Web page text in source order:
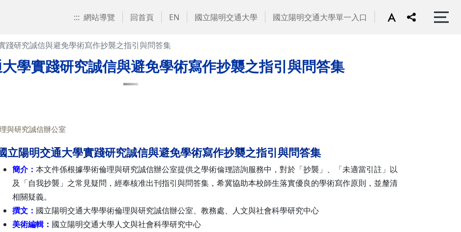
::: 網站導覽 回首頁 EN 國立陽明交通大學 國立陽明交通大學單一入口
踐研究誠信與避免學術寫作抄襲之指引與問答集
學實踐研究誠信與避免學術寫作抄襲之指引與問答集
與研究誠信辦公室
立陽明交通大學實踐研究誠信與避免學術寫作抄襲之指引與問答集
簡介： 本文件係根據學術倫理與研究誠信辦公室提供之學術倫理諮詢服務中，對於「抄襲」、「未適當引註」以
及「自我抄襲」之常見疑問，經奉核准出刊指引與問答集，希冀協助本校師生落實優良的學術寫作原則，並釐清
相關疑義。
撰文： 國立陽明交通大學學術倫理與研究誠信辦公室、教務處、人文與社會科學研究中心
美術編輯： 國立陽明交通大學人文與社會科學研究中心